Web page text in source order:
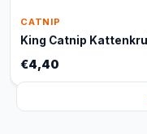
CATNIP
King Catnip
€4,40